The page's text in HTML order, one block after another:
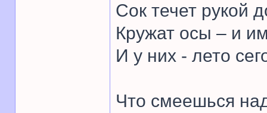
Сок течет рукой
Кружат осы – и
И у них - лето
Что смеешься